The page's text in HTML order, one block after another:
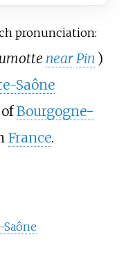
pronunciation:
nearPin )
Saône
Bourgogne-
France.